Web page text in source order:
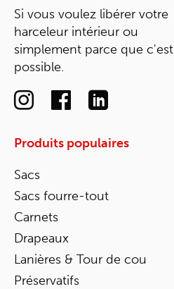
Si vous voulez libérer votre
harceleur intérieur ou
simplement parce que c'est
possible.
Produits populaires
Sacs
Sacs fourre-tout
Carnets
Drapeaux
Lanières & Tour de cou
Préservatifs